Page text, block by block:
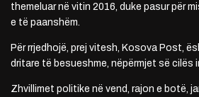
themeluar në vitin 2016, duke pasur për
e të paanshëm.
Për rrjedhojë, prej vitesh, Kosova Post,
dritare të besueshme, nëpërmjet së cilës
Zhvillimet politike në vend, rajon e botë,